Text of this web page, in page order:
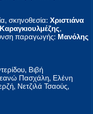
σκηνοθεσία: Χριστιάνα
,
παραγωγής: Μανόλης
Βιβή
Πασχάλη, Ελένη
Νετζιλά Τσαούς,